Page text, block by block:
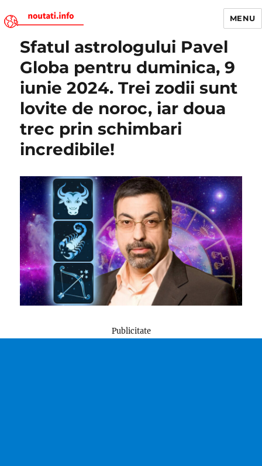
Noutati.Info
MENU
Sfatul astrologului Pavel
Globa pentru duminica, 9
iunie 2024. Trei zodii sunt
lovite de noroc, iar doua
trec prin schimbari
incredibile!
Publicitate